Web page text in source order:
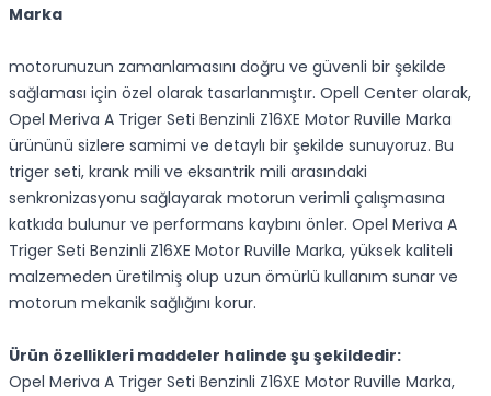
Marka
motorunuzun zamanlamasını doğru ve güvenli bir şekilde
sağlaması için özel olarak tasarlanmıştır. Opell Center olarak,
Opel Meriva A Triger Seti Benzinli Z16XE Motor Ruville Marka
ürününü sizlere samimi ve detaylı bir şekilde sunuyoruz. Bu
triger seti, krank mili ve eksantrik mili arasındaki
senkronizasyonu sağlayarak motorun verimli çalışmasına
katkıda bulunur ve performans kaybını önler. Opel Meriva A
Triger Seti Benzinli Z16XE Motor Ruville Marka, yüksek kaliteli
malzemeden üretilmiş olup uzun ömürlü kullanım sunar ve
motorun mekanik sağlığını korur.
Ürün özellikleri maddeler halinde şu şekildedir:
Opel Meriva A Triger Seti Benzinli Z16XE Motor Ruville Marka,